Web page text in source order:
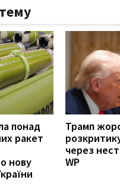
понад
ракет
нову
Трамп
через
WP